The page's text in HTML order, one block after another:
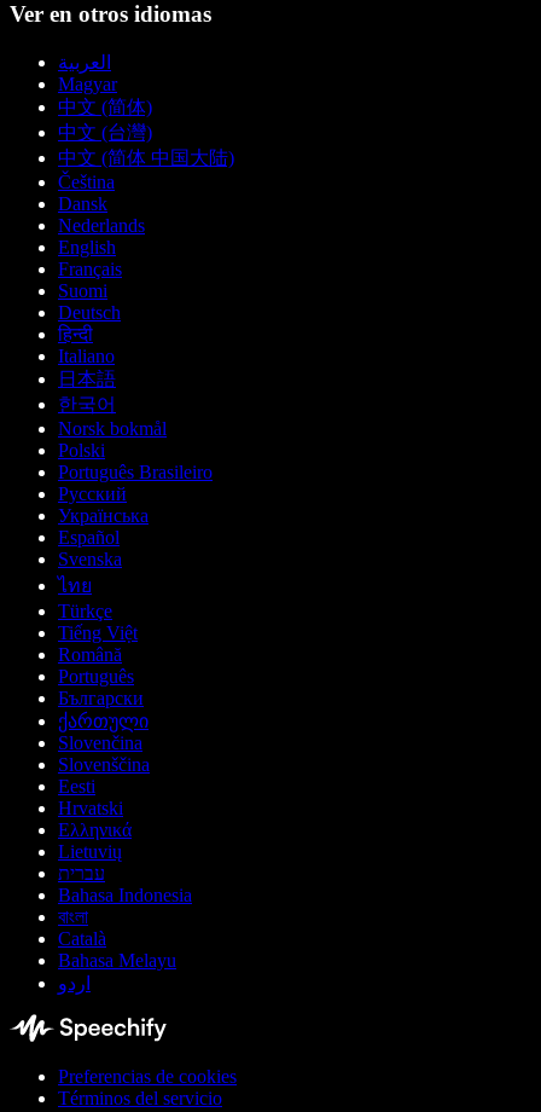
Ver en otros idiomas
العربية
Magyar
中文 (简体)
中文 (台灣)
中文 (简体 中国大陆)
Čeština
Dansk
Nederlands
English
Français
Suomi
Deutsch
हिन्दी
Italiano
日本語
한국어
Norsk bokmål
Polski
Português Brasileiro
Русский
Українська
Español
Svenska
ไทย
Türkçe
Tiếng Việt
Română
Português
Български
ქართული
Slovenčina
Slovenščina
Eesti
Hrvatski
Ελληνικά
Lietuvių
עברית
Bahasa Indonesia
বাংলা
Català
Bahasa Melayu
اردو
Preferencias de cookies
Términos del servicio